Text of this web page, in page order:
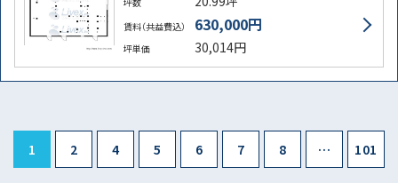
賃料（共益費込） 630,000円
坪単価 30,014円
1 2 4 5 6 7 8 … 101